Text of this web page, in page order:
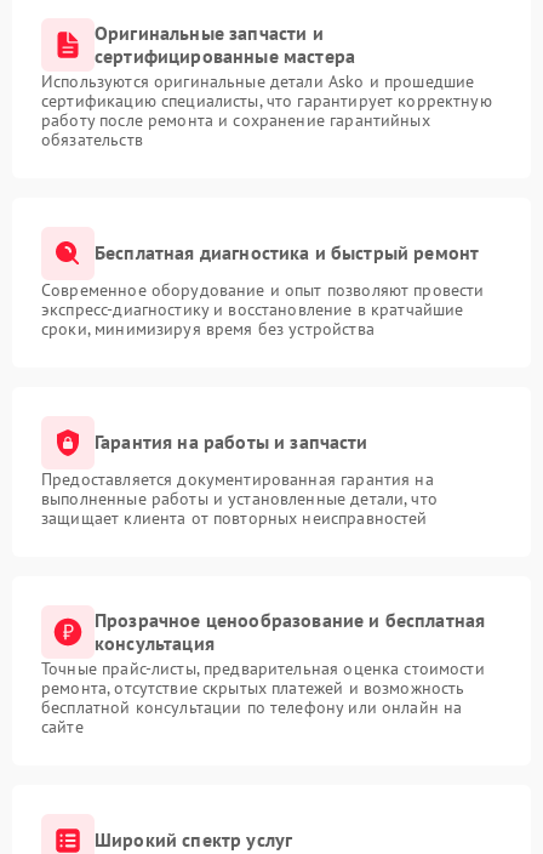
Оригинальные запчасти и
сертифицированные мастера
Используются оригинальные детали Asko и прошедшие
сертификацию специалисты, что гарантирует корректную
работу после ремонта и сохранение гарантийных
обязательств
Бесплатная диагностика и быстрый ремонт
Современное оборудование и опыт позволяют провести
экспресс-диагностику и восстановление в кратчайшие
сроки, минимизируя время без устройства
Гарантия на работы и запчасти
Предоставляется документированная гарантия на
выполненные работы и установленные детали, что
защищает клиента от повторных неисправностей
Прозрачное ценообразование и бесплатная
консультация
Точные прайс-листы, предварительная оценка стоимости
ремонта, отсутствие скрытых платежей и возможность
бесплатной консультации по телефону или онлайн на
сайте
Широкий спектр услуг